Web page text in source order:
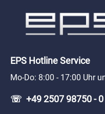
EPS Hotline Service
Mo-Do: 8:00 - 17:00 Uhr
☏ +49 2507 98750 -